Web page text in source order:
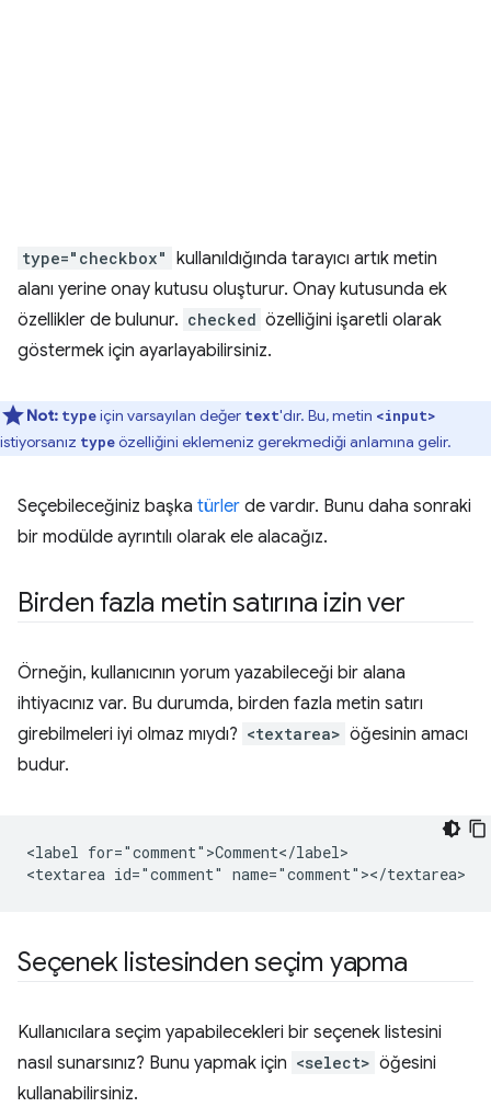
type="checkbox" kullanıldığında tarayıcı artık metin
alanı yerine onay kutusu oluşturur. Onay kutusunda ek
özellikler de bulunur. checked özelliğini işaretli olarak
göstermek için ayarlayabilirsiniz.
Not: typeiçin varsayılan değer text'dır. Bu, metin <input>
istiyorsanız typeözelliğini eklemeniz gerekmediği anlamına gelir.
Seçebileceğiniz başka türler de vardır. Bunu daha sonraki
bir modülde ayrıntılı olarak ele alacağız.
Birden fazla metin satırına izin ver
Örneğin, kullanıcının yorum yazabileceği bir alana
ihtiyacınız var. Bu durumda, birden fazla metin satırı
girebilmeleri iyi olmaz mıydı? <textarea> öğesinin amacı
budur.
<label for="comment">Comment</label>
Seçenek listesinden seçim yapma
Kullanıcılara seçim yapabilecekleri bir seçenek listesini
nasıl sunarsınız? Bunu yapmak için <select> öğesini
kullanabilirsiniz.